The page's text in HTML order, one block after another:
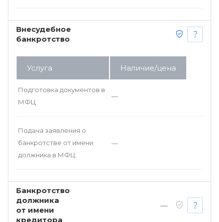
Внесудебное
банкротство
Услуга Наличие/цена
Подготовка документов в
МФЦ
—
Подача заявления о
банкротстве от имени
должника в МФЦ
—
Банкротство
должника
от имени
кредитора
—